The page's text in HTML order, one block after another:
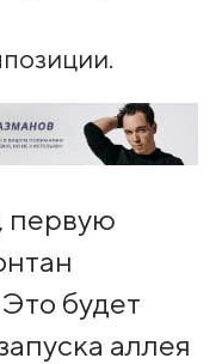
первую
будет
аллея